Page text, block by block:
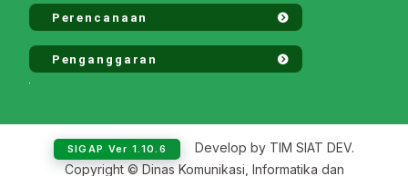
Perencanaan
Penganggaran
SIGAP Ver 1.10.6
Develop by TIM SIAT DEV.
Copyright © Dinas Komunikasi, Informatika dan